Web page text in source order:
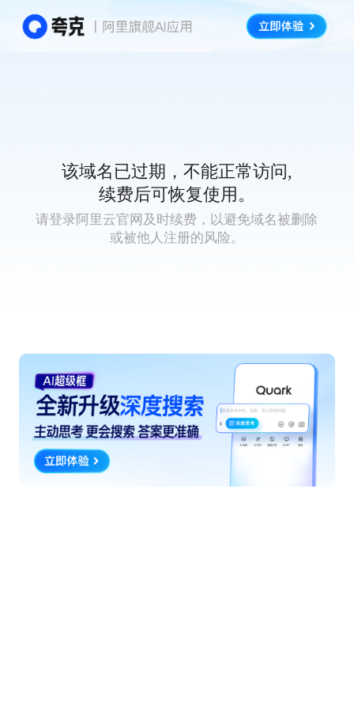
该域名已过期，不能正常访问,
续费后可恢复使用。
请登录阿里云官网及时续费，以避免域名被删除
或被他人注册的风险。